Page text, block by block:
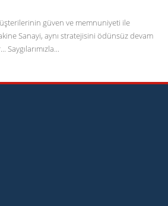
güven ve memnuniyeti ile
Sanayi, aynı stratejisini ödünsüz devam